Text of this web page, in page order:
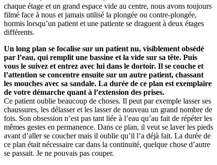
chaque étage et un grand espace vide au centre, nous avons toujours
filmé face à nous et jamais utilisé la plongée ou contre-plongée,
hormis lorsqu’un patient et une patiente se draguent à deux étages
différents.
Un long plan se focalise sur un patient nu, visiblement obsédé
par l’eau, qui remplit une bassine et la vide sur sa tête. Puis
vous le suivez et entrez avec lui dans le dortoir. Il se couche et
l’attention se concentre ensuite sur un autre patient, chassant
les mouches avec sa sandale. La durée de ce plan est exemplaire
de votre démarche quant à l’extension des prises.
Ce patient oublie beaucoup de choses. Il peut par exemple lasser ses
chaussures, les délasser et les lasser de nouveau un grand nombre de
fois. Son obsession n’est pas tant liée à l’eau qu’au fait de répéter les
mêmes gestes en permanence. Dans ce plan, il veut se laver les pieds
avant d’aller se coucher mais il oublie qu’il l’a déjà fait. La durée de
ce plan était nécessaire car dans la continuité, quelque chose d’autre
se passait. Je ne pouvais pas couper.